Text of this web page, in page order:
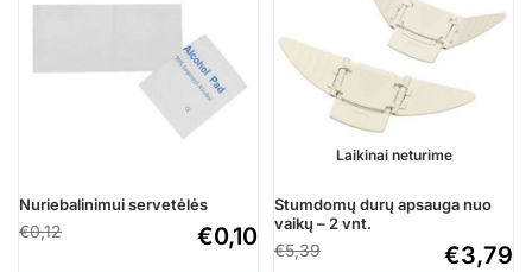
Nuriebalinimui servetėlės
€0,12 €0,10
Laikinai neturime
Stumdomų durų apsauga nuo
vaikų – 2 vnt.
€5,39 €3,79